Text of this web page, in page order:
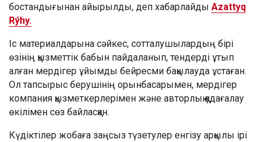
бостандығынан айырылды, деп хабарлайды Azattyq
Rýhy.
Іс материалдарына сәйкес, сотталушылардың бірі
өзінің қызметтік бабын пайдаланып, тендерді ұтып
алған мердігер ұйымды бейресми бақылауда ұстаған.
Ол тапсырыс берушінің орынбасарымен, мердігер
компания қызметкерлерімен және авторлық қадағалау
өкілімен сөз байласқан.
Күдіктілер жобаға заңсыз түзетулер енгізу арқылы ірі